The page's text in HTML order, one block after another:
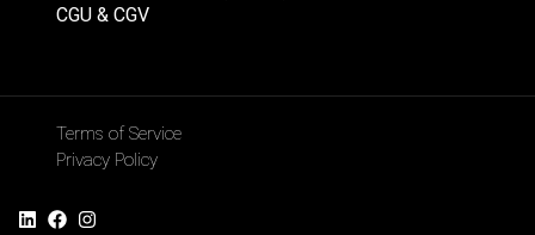
CGU & CGV
Terms of Service
Privacy Policy